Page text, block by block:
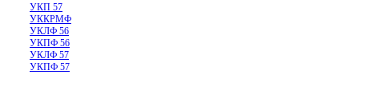
УКП 57
УККРМФ
УКЛФ 56
УКПФ 56
УКЛФ 57
УКПФ 57